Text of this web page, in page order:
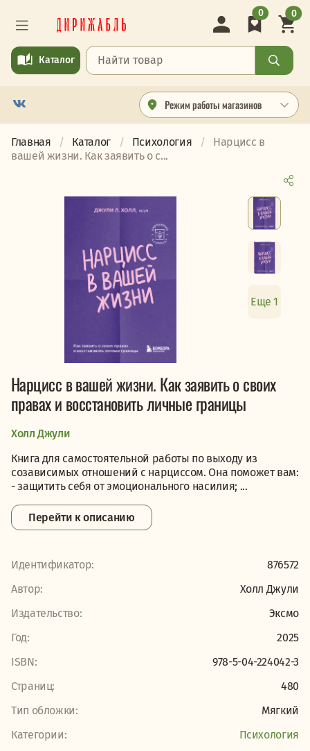
Режим работы магазинов
Каталог
0 0
Главная Каталог Психология
Нарцисс в
вашей жизни. Как заявить о с...
Еще 1
Нарцисс в вашей жизни. Как заявить о своих
правах и восстановить личные границы
Холл Джули
Книга для самостоятельной работы по выходу из
созависимых отношений с нарциссом. Она поможет вам:
- защитить себя от эмоционального насилия; ...
Перейти к описанию
Идентификатор:
876572
Автор:
Холл Джули
Издательство:
Эксмо
Год:
2025
ISBN:
978-5-04-224042-3
Страниц:
480
Тип обложки:
Мягкий
Категории:
Психология